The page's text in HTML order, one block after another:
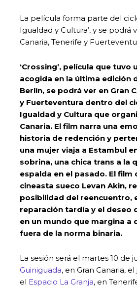
La película forma parte del
Igualdad y Cultura’, y se podrá
Canaria, Tenerife y
‘Crossing’, película que tuvo
acogida en la última edición
Berlín, se podrá ver en Gran
y Fuerteventura dentro del
Igualdad y Cultura que
Canaria. El film narra una
historia de redención y
una mujer viaja a Estambul
sobrina, una chica trans a la
espalda en el pasado. El film
cineasta sueco Levan Akin,
posibilidad del reencuentro,
reparación tardía y el deseo
en un mundo que margina a
fuera de la norma binaria.
La sesión será el martes 10 de
Guiniguada, en Gran Canaria,
el Espacio La Granja, en